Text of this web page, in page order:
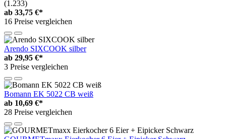
(1.233)
ab 33,75 €*
16 Preise vergleichen
Arendo SIXCOOK silber
ab 29,95 €*
3 Preise vergleichen
Bomann EK 5022 CB weiß
ab 10,69 €*
28 Preise vergleichen